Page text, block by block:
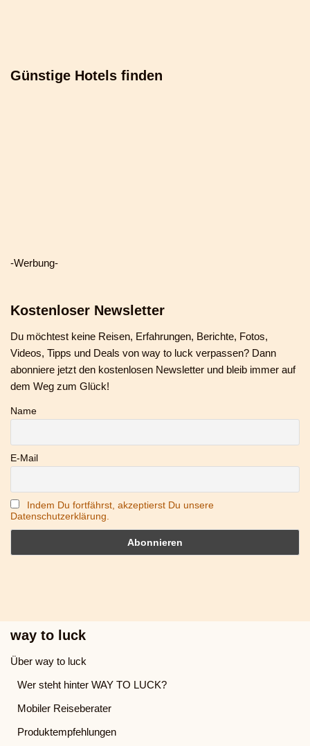
Günstige Hotels finden
-Werbung-
Kostenloser Newsletter
Du möchtest keine Reisen, Erfahrungen, Berichte, Fotos,
Videos, Tipps und Deals von way to luck verpassen? Dann
abonniere jetzt den kostenlosen Newsletter und bleib immer auf
dem Weg zum Glück!
Name
E-Mail
Indem Du fortfährst, akzeptierst Du unsere
Datenschutzerklärung.
way to luck
Über way to luck
Wer steht hinter WAY TO LUCK?
Mobiler Reiseberater
Produktempfehlungen